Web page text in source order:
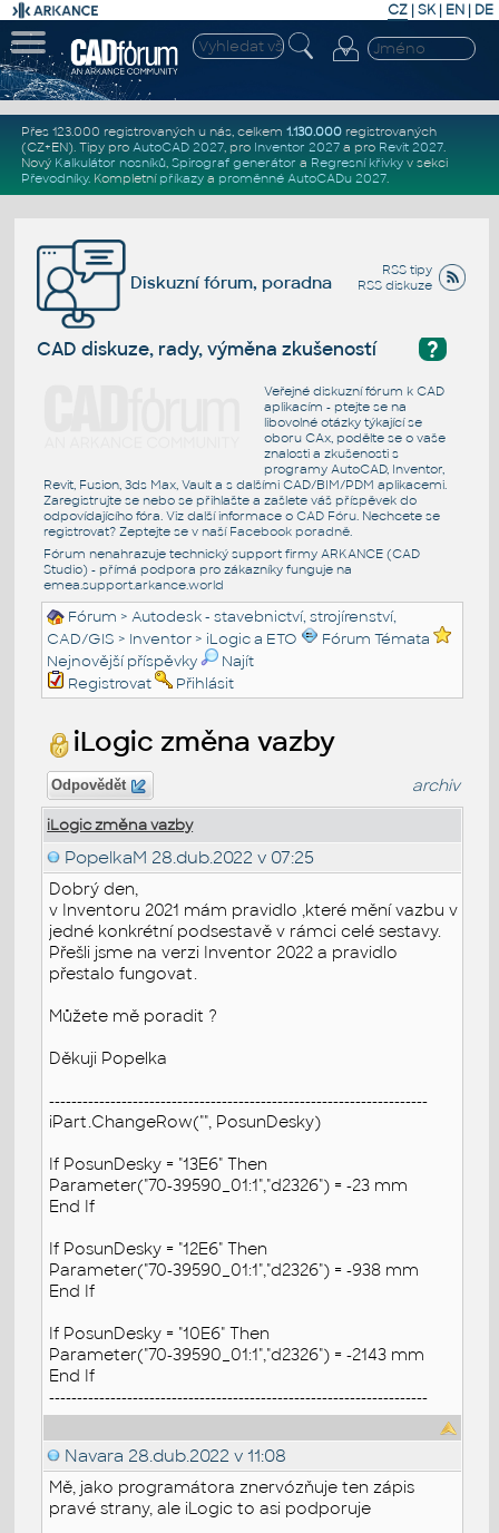
CZ | SK| EN | DE
Přes 123.000 registrovaných u nás, celkem 1.130.000registrovaných
(CZ+EN). Tipy pro AutoCAD 2027, pro Inventor 2027a pro Revit 2027.
Nový Kalkulátor nosníků, Spirograf generátor a Regresní křivkyv sekci
Převodníky. Kompletní příkazya proměnné AutoCADu 2027.
RSS tipy
RSS diskuze
Diskuzní fórum, poradna
?
CAD diskuze, rady, výměna zkušeností
Veřejné diskuzní fórum k CAD
aplikacím - ptejte se na
libovolné otázky týkající se
oboru CAx, podělte se o vaše
znalosti a zkušenosti s
programy AutoCAD, Inventor,
Revit, Fusion, 3ds Max, Vault a s dalšími CAD/BIM/PDM aplikacemi.
Zaregistrujte se nebo se přihlašte a zašlete váš příspěvek do
odpovídajícího fóra. Viz další informace o CAD Fóru. Nechcete se
registrovat? Zeptejte se v naší Facebook poradně.
Fórum nenahrazuje technický support firmy ARKANCE (CAD
Studio) - přímá podpora pro zákazníky funguje na
emea.support.arkance.world
Fórum >Autodesk - stavebnictví, strojírenství,
CAD/GIS > Inventor > iLogic a ETO
Fórum Témata
Nejnovější příspěvky
Najít
Registrovat
Přihlásit
iLogic změna vazby
Odpovědět archiv
iLogic změna vazby
PopelkaM 28.dub.2022 v 07:25
Dobrý den,
v Inventoru 2021 mám pravidlo ,které mění vazbu v
jedné konkrétní podsestavě v rámci celé sestavy.
Přešli jsme na verzi Inventor 2022 a pravidlo
přestalo fungovat.
Můžete mě poradit ?
Děkuji Popelka
--------------------------------------------------------------------
iPart.ChangeRow("", PosunDesky)
If PosunDesky = "13E6" Then
Parameter("70-39590_01:1","d2326") = -23 mm
End If
If PosunDesky = "12E6" Then
Parameter("70-39590_01:1","d2326") = -938 mm
End If
If PosunDesky = "10E6" Then
Parameter("70-39590_01:1","d2326") = -2143 mm
End If
--------------------------------------------------------------------
Navara 28.dub.2022 v 11:08
Mě, jako programátora znervózňuje ten zápis
pravé strany, ale iLogic to asi podporuje